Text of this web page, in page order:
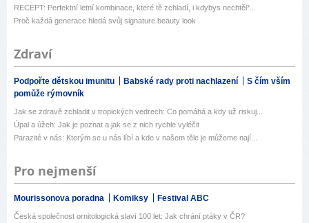
RECEPT: Perfektní letní kombinace, které tě zchladí, i kdybys nechtěl*...
Proč každá generace hledá svůj signature beauty look
Zdraví
Podpořte dětskou imunitu Babské rady proti nachlazení
S čím vším
pomůže rýmovník
Jak se zdravě zchladit v tropických vedrech: Co pomáhá a kdy už riskuj...
Úpal a úžeh: Jak je poznat a jak se z nich rychle vyléčit
Parazité v nás: Kterým se u nás líbí a kde v našem těle je můžeme nají...
Pro nejmenší
Mourissonova poradna Komiksy Festival ABC
Česká společnost ornitologická slaví 100 let: Jak chrání ptáky v ČR?